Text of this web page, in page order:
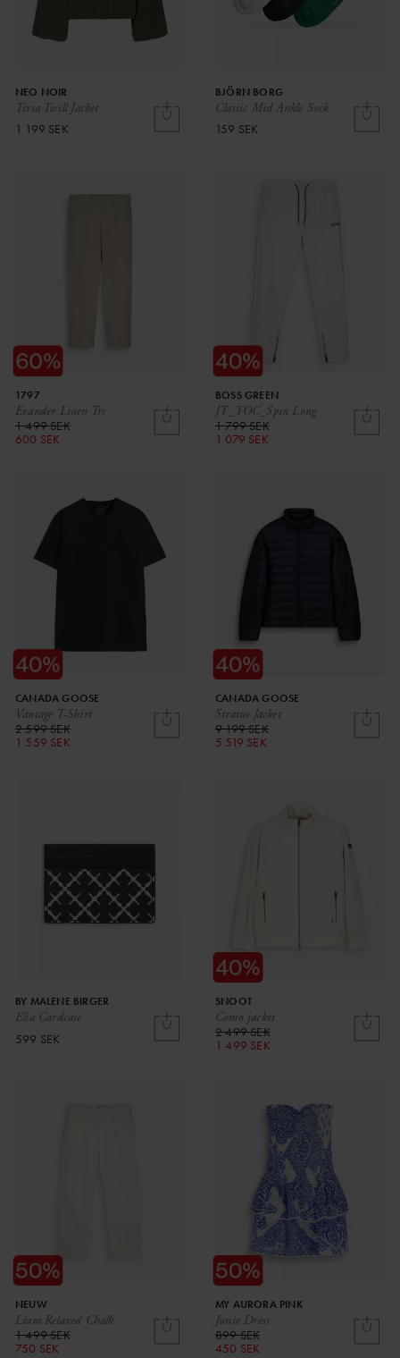
Tirsa Twill Jacket
NEO NOIR
1 199 SEK
Classic Mid Ankle Sock
BJÖRN BORG
159 SEK
Evander Linen Trs
1797
1 499 SEK
600 SEK
JT_TOC_Spin Long
BOSS GREEN
1 799 SEK
1 079 SEK
Vantage T-Shirt
CANADA GOOSE
2 599 SEK
1 559 SEK
Stratus Jacket
CANADA GOOSE
9 199 SEK
5 519 SEK
Elia Cardcase
BY MALENE BIRGER
599 SEK
Como jacket
SNOOT
2 499 SEK
1 499 SEK
Liam Relaxed Chalk
NEUW
1 499 SEK
750 SEK
Junie Dress
MY AURORA PINK
899 SEK
450 SEK